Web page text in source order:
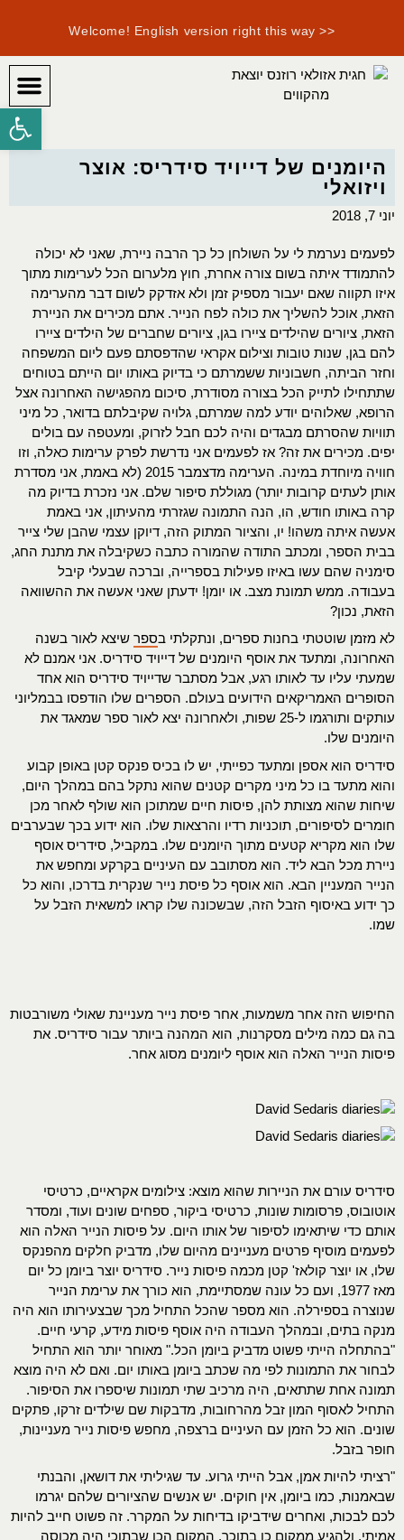
פתח
<< Welcome! English version right this way
היומנים של דייויד סידריס: אוצר
ויזואלי
יוני 7, 2018
לפעמים נערמת לי על השולחן כל כך הרבה ניירת, שאני לא יכולה
להתמודד איתה בשום צורה אחרת, חוץ מלערום הכל לערימות מתוך
איזו תקווה שאם יעבור מספיק זמן ולא אזדקק לשום דבר מהערימה
הזאת, אוכל להשליך את כולה לפח הנייר. אתם מכירים את הניירת
הזאת, ציורים שהילדים ציירו בגן, ציורים שחברים של הילדים ציירו
להם בגן, שנות טובות וצילום אקראי שהדפסתם פעם ליום המשפחה
וחזר הביתה, חשבוניות ששמרתם כי בדיוק באותו יום הייתם בטוחים
שתתחילו לתייק הכל בצורה מסודרת, סיכום מהפגישה האחרונה אצל
הרופא, שאלוהים יודע למה שמרתם, גלויה שקיבלתם בדואר, כל מיני
תוויות שהסרתם מבגדים והיה לכם חבל לזרוק, ומעטפה עם בולים
יפים. מכירים את זה? אז לפעמים אני נדרשת לפרק ערימות כאלה, וזו
חוויה מיוחדת במינה. הערימה מדצמבר 2015 (לא באמת, אני מסדרת
אותן לעתים קרובות יותר) מגוללת סיפור שלם. אני נזכרת בדיוק מה
קרה באותו חודש, הו, הנה התמונה שגזרתי מהעיתון, אני באמת
אעשה איתה משהו! יו, והציור המתוק הזה, דיוקן עצמי שהבן שלי צייר
בבית הספר, ומכתב התודה שהמורה כתבה כשקיבלה את מתנת החג,
סימניה שהם עשו באיזו פעילות בספרייה, וברכה שבעלי קיבל
בעבודה. ממש תמונת מצב. או יומן! ידעתן שאני אעשה את ההשוואה
הזאת, נכון?
לא מזמן שוטטתי בחנות ספרים, ונתקלתי בספר שיצא לאור בשנה
האחרונה, ומתעד את אוסף היומנים של דייויד סידריס. אני אמנם לא
שמעתי עליו עד לאותו רגע, אבל מסתבר שדייויד סידריס הוא אחד
הסופרים האמריקאים הידועים בעולם. הספרים שלו הודפסו בבמליוני
עותקים ותורגמו ל-25 שפות, ולאחרונה יצא לאור ספר שמאגד את
היומנים שלו.
סידריס הוא אספן ומתעד כפייתי, יש לו בכיס פנקס קטן באופן קבוע
והוא מתעד בו כל מיני מקרים קטנים שהוא נתקל בהם במהלך היום,
שיחות שהוא מצותת להן, פיסות חיים שמתוכן הוא שולף לאחר מכן
חומרים לסיפורים, תוכניות רדיו והרצאות שלו. הוא ידוע בכך שבערבים
שלו הוא מקריא קטעים מתוך היומנים שלו. במקביל, סידריס אוסף
ניירת מכל הבא ליד. הוא מסתובב עם העיניים בקרקע ומחפש את
הנייר המעניין הבא. הוא אוסף כל פיסת נייר שנקרית בדרכו, והוא כל
כך ידוע באיסוף הזבל הזה, שבשכונה שלו קראו למשאית הזבל על
שמו.
החיפוש הזה אחר משמעות, אחר פיסת נייר מעניינת שאולי משורבטות
בה גם כמה מילים מסקרנות, הוא המהנה ביותר עבור סידריס. את
פיסות הנייר האלה הוא אוסף ליומנים מסוג אחר.
סידריס עורם את הניירות שהוא מוצא: צילומים אקראיים, כרטיסי
אוטובוס, פרסומות שונות, כרטיסי ביקור, ספחים שונים ועוד, ומסדר
אותם כדי שיתאימו לסיפור של אותו היום. על פיסות הנייר האלה הוא
לפעמים מוסיף פרטים מעניינים מהיום שלו, מדביק חלקים מהפנקס
שלו, או יוצר קולאז' קטן מכמה פיסות נייר. סידריס יוצר ביומן כל יום
מאז 1977, ועם כל עונה שמסתיימת, הוא כורך את ערימת הנייר
שנוצרה בספירלה. הוא מספר שהכל התחיל מכך שבצעירותו הוא היה
מנקה בתים, ובמהלך העבודה היה אוסף פיסות מידע, קרעי חיים.
"בהתחלה הייתי פשוט מדביק ביומן הכל." מאוחר יותר הוא התחיל
לבחור את התמונות לפי מה שכתב ביומן באותו יום. ואם לא היה מוצא
תמונה אחת שתתאים, היה מרכיב שתי תמונות שיספרו את הסיפור.
התחיל לאסוף המון זבל מהרחובות, מדבקות שם שילדים זרקו, פתקים
שונים. הוא כל הזמן עם העיניים ברצפה, מחפש פיסות נייר מעניינות,
חופר בזבל.
"רציתי להיות אמן, אבל הייתי גרוע. עד שגיליתי את דושאן, והבנתי
שבאמנות, כמו ביומן, אין חוקים. יש אנשים שהציורים שלהם יגרמו
לכם לבכות, ואחרים שידביקו בדיחות על המקרר. זה פשוט חייב להיות
אמיתי, ולהגיע ממקום כן בתוכך. המקום הכן שבתוכי היה מכוסה